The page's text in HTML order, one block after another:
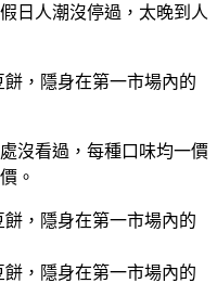
日人潮沒停過，太晚到人
沒看過，每種口味均一價
。